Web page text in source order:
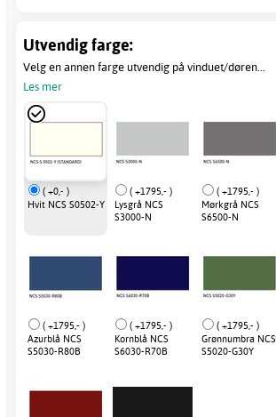
Utvendig farge:
Velg en annen farge utvendig på vinduet/døren...
Les mer
( +0,- )
Hvit NCS S0502-Y
( +1795,- )
Lysgrå NCS
S3000-N
( +1795,- )
Mørkgrå NCS
S6500-N
( +1795,- )
Azurblå NCS
S5030-R80B
( +1795,- )
Kornblå NCS
S6030-R70B
( +1795,- )
Grønnumbra NCS
S5020-G30Y